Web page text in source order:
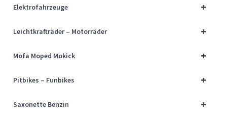
+
Elektrofahrzeuge
+
Leichtkrafträder – Motorräder
+
Mofa Moped Mokick
+
Pitbikes – Funbikes
+
Saxonette Benzin